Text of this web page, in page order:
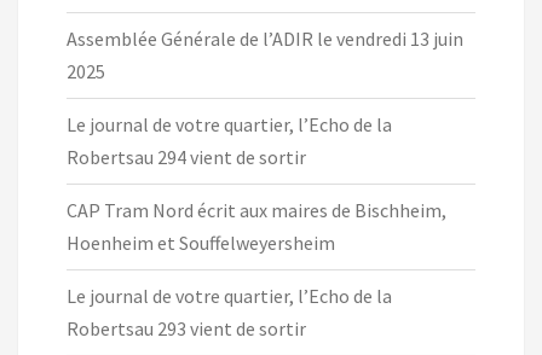
Assemblée Générale de l’ADIR le vendredi 13 juin
2025
Le journal de votre quartier, l’Echo de la
Robertsau 294 vient de sortir
CAP Tram Nord écrit aux maires de Bischheim,
Hoenheim et Souffelweyersheim
Le journal de votre quartier, l’Echo de la
Robertsau 293 vient de sortir